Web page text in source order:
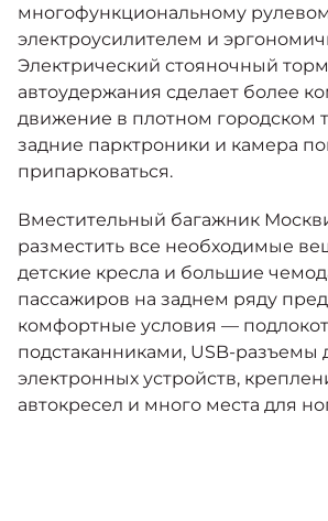
многофункциональному
электроусилителем и
Электрический стояночный
автоудержания сделает более
движение в плотном городском
задние парктроники и камера
припарковаться.
Вместительный багажник
разместить все необходимые
детские кресла и большие
пассажиров на заднем ряду
комфортные условия —
подстаканниками, USB-разъемы
электронных устройств,
автокресел и много места для